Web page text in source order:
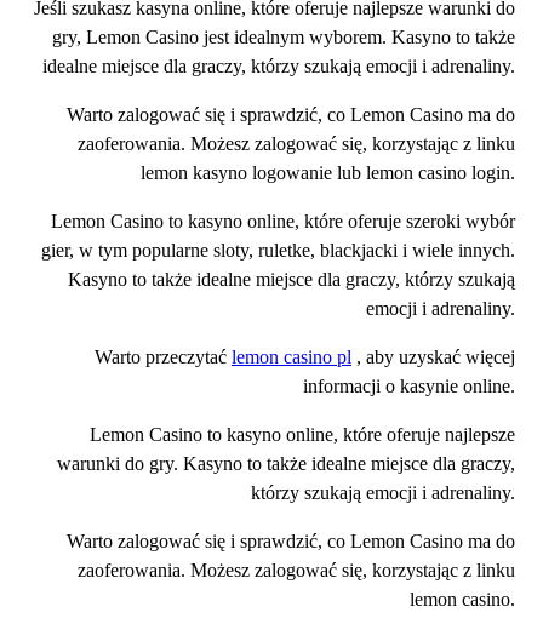
Jeśli szukasz kasyna online, które oferuje najlepsze warunki do
gry, Lemon Casino jest idealnym wyborem. Kasyno to także
idealne miejsce dla graczy, którzy szukają emocji i adrenaliny.
Warto zalogować się i sprawdzić, co Lemon Casino ma do
zaoferowania. Możesz zalogować się, korzystając z linku
lemon kasyno logowanie lub lemon casino login.
Lemon Casino to kasyno online, które oferuje szeroki wybór
gier, w tym popularne sloty, ruletke, blackjacki i wiele innych.
Kasyno to także idealne miejsce dla graczy, którzy szukają
emocji i adrenaliny.
Warto przeczytać lemon casino pl , aby uzyskać więcej
informacji o kasynie online.
Lemon Casino to kasyno online, które oferuje najlepsze
warunki do gry. Kasyno to także idealne miejsce dla graczy,
którzy szukają emocji i adrenaliny.
Warto zalogować się i sprawdzić, co Lemon Casino ma do
zaoferowania. Możesz zalogować się, korzystając z linku
lemon casino.